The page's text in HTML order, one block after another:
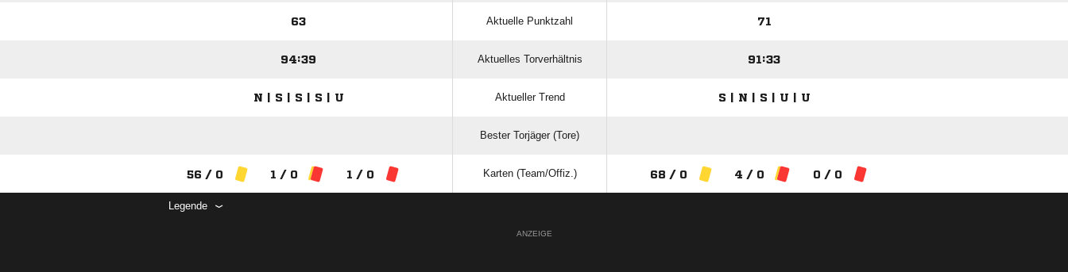
63 Aktuelle Punktzahl 71
94:39 Aktuelles Torverhältnis 91:33
N | S | S | S | U Aktueller Trend S | N | S | U | U
Bester Torjäger (Tore)
56 / 0 1 / 0 1 / 0 Karten (Team/Offiz.) 68 / 0 4 / 0 0 / 0
Legende
ANZEIGE